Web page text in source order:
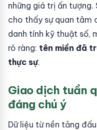
những giá trị ấn
cho thấy sự quan tâm
danh tính kỹ thuật số,
rõ ràng: tên miền đã
thực sự.
Giao dịch tuần
đáng chú ý
Dữ liệu từ nền tảng